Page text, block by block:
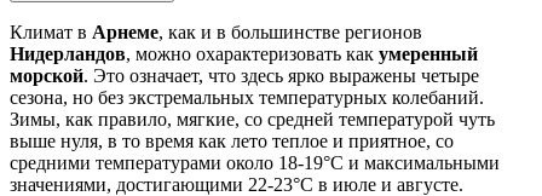
Климат в Арнеме, как и в большинстве регионов
Нидерландов, можно охарактеризовать как умеренный
морской. Это означает, что здесь ярко выражены четыре
сезона, но без экстремальных температурных колебаний.
Зимы, как правило, мягкие, со средней температурой чуть
выше нуля, в то время как лето теплое и приятное, со
средними температурами около 18-19°C и максимальными
значениями, достигающими 22-23°C в июле и августе.